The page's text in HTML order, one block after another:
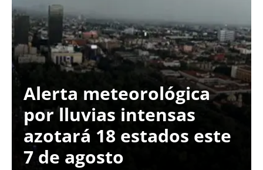
Alerta meteorológica
por lluvias intensas
azotará 18 estados este
7 de agosto